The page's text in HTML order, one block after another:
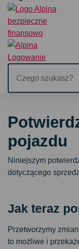
Serwis i kontakt
Wyszukiwanie
Logowanie
szukasz?
pojazdu
Niniejszym
dotyczącego
Jak teraz
Przetworzymy
to możliwe i